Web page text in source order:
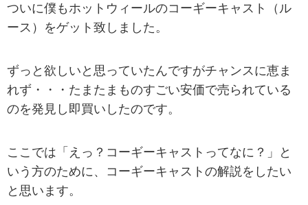
ついに僕もホットウィールのコーギーキャスト（ル
ース）をゲット致しました。
ずっと欲しいと思っていたんですがチャンスに恵ま
れず・・・たまたまものすごい安価で売られている
のを発見し即買いしたのです。
ここでは「えっ？コーギーキャストってなに？」と
いう方のために、コーギーキャストの解説をしたい
と思います。